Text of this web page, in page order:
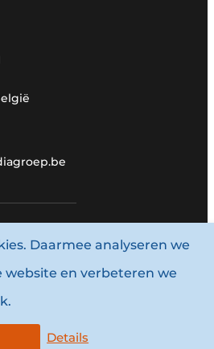
Louwersmediagroep.
voorwaarden
Daarmee analyseren we
website en verbeteren we
Details